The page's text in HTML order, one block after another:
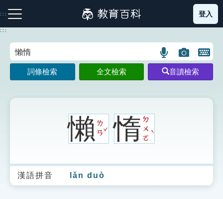
到
主
:::
注音索引圖示 筆畫索引圖示 部首索引表圖示
生字詞彙表
登入
:::
語
言
搜
圖
片
搜
開
鍵
圖
詞條檢索 全文檢索 音讀檢索
懶ㄌ
ㄢ
ˇ惰ㄉ
ㄨ
ㄛ
ˋ
漢語拼音 lǎn duò